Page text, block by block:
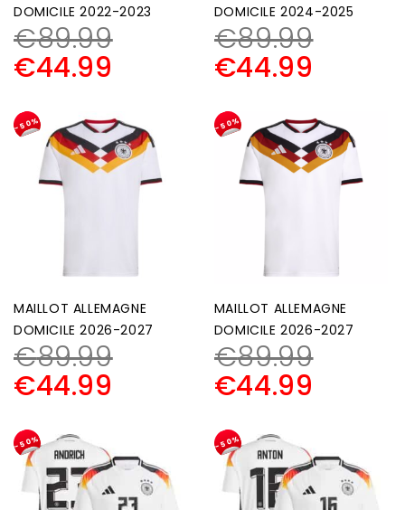
DOMICILE 2022-2023
€89.99
€44.99
DOMICILE 2024-2025
€89.99
€44.99
-50%
MAILLOT ALLEMAGNE
DOMICILE 2026-2027
€89.99
€44.99
-50%
MAILLOT ALLEMAGNE
DOMICILE 2026-2027
€89.99
€44.99
-50% -50%